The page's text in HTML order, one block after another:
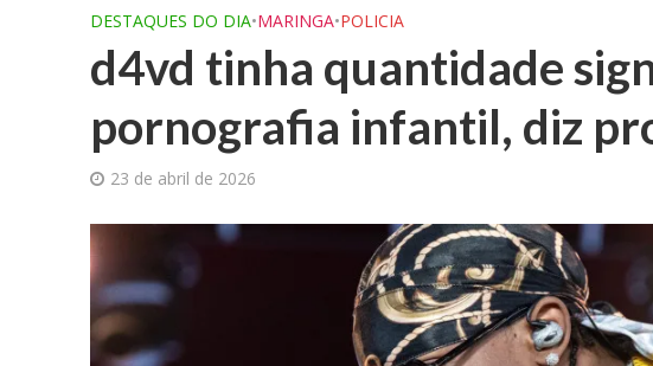
DESTAQUES DO DIA•MARINGA•POLICIA
d4vd tinha quantidade
pornografia infantil, diz
23 de abril de 2026